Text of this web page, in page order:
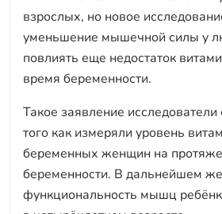
взрослых, но новое
уменьшение мышечной силы у
повлиять еще недостаток
время беременности.
Такое заявление исследователи
того как измеряли уровень
беременных женщин на
беременности. В дальнейшем же
функциональность мышц